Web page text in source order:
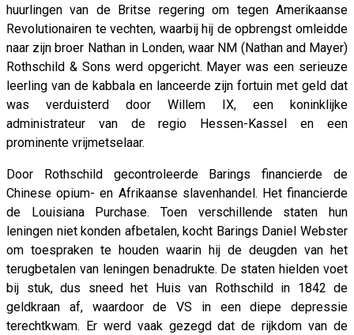
huurlingen van de Britse regering om tegen Amerikaanse
Revolutionairen te vechten, waarbij hij de opbrengst omleidde
naar zijn broer Nathan in Londen, waar NM (Nathan and Mayer)
Rothschild & Sons werd opgericht. Mayer was een serieuze
leerling van de kabbala en lanceerde zijn fortuin met geld dat
was verduisterd door Willem IX, een koninklijke
administrateur van de regio Hessen-Kassel en een
prominente vrijmetselaar.
Door Rothschild gecontroleerde Barings financierde de
Chinese opium- en Afrikaanse slavenhandel. Het financierde
de Louisiana Purchase. Toen verschillende staten hun
leningen niet konden afbetalen, kocht Barings Daniel Webster
om toespraken te houden waarin hij de deugden van het
terugbetalen van leningen benadrukte. De staten hielden voet
bij stuk, dus sneed het Huis van Rothschild in 1842 de
geldkraan af, waardoor de VS in een diepe depressie
terechtkwam. Er werd vaak gezegd dat de rijkdom van de